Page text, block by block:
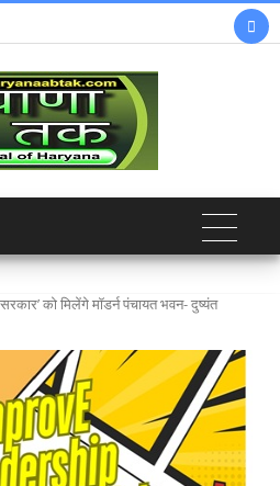

सरकार’ को मिलेंगे मॉडर्न पंचायत भवन- दुष्यंत